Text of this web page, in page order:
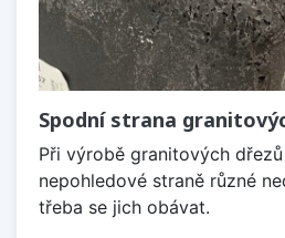
Spodní strana
Při výrobě granitových
nepohledové straně různé
třeba se jich obávat.